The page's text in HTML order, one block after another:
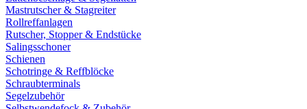
Mastrutscher & Stagreiter
Rollreffanlagen
Rutscher, Stopper & Endstücke
Salingsschoner
Schienen
Schotringe & Reffblöcke
Schraubterminals
Segelzubehör